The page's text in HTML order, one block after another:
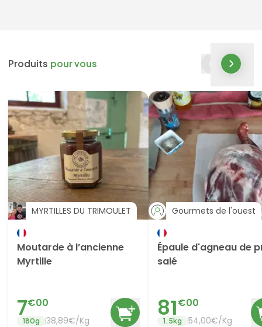
Produits pour vous
MYRTILLES DU TRIMOULET
Moutarde à l’ancienne
Myrtille
7€00
180g 38,89€/Kg
Gourmets de l'ouest
Épaule d'agneau de
salé
81€00
1.5kg 54,00€/Kg